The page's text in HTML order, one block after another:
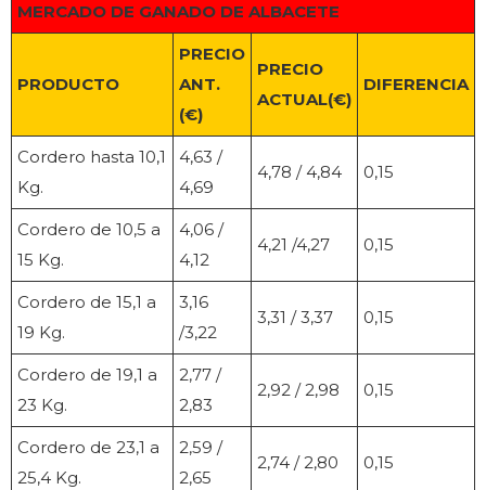
MERCADO DE GANADO DE ALBACETE
PRODUCTO
PRECIO
ANT.
(€)
PRECIO
ACTUAL(€)
DIFERENCIA
Cordero hasta 10,1
Kg.
4,63 /
4,69
4,78 / 4,84 0,15
Cordero de 10,5 a
15 Kg.
4,06 /
4,12
4,21 /4,27 0,15
Cordero de 15,1 a
19 Kg.
3,16
/3,22
3,31 / 3,37 0,15
Cordero de 19,1 a
23 Kg.
2,77 /
2,83
2,92 / 2,98 0,15
Cordero de 23,1 a
25,4 Kg.
2,59 /
2,65
2,74 / 2,80 0,15